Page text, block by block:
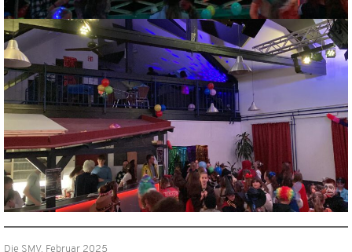
Die SMV, Februar 2025